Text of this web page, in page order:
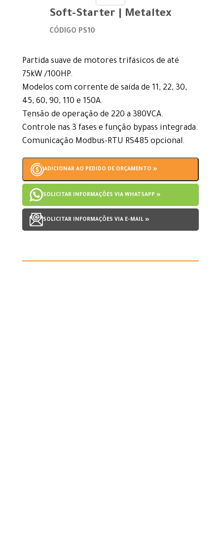
Soft-Starter | Metaltex
CÓDIGO PS10
Partida suave de motores trifásicos de até
75kW /100HP.
Modelos com corrente de saída de 11, 22, 30,
45, 60, 90, 110 e 150A.
Tensão de operação de 220 a 380VCA.
Controle nas 3 fases e função bypass integrada.
Comunicação Modbus-RTU RS485 opcional.
ADICIONAR AO PEDIDO DE ORÇAMENTO »
SOLICITAR INFORMAÇÕES VIA WHATSAPP »
SOLICITAR INFORMAÇÕES VIA E-MAIL »